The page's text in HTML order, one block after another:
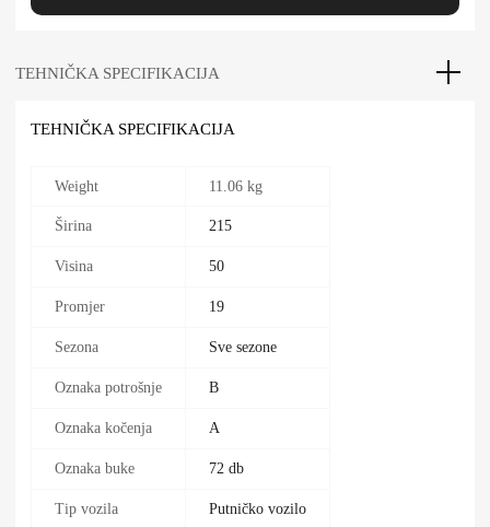
TEHNIČKA SPECIFIKACIJA
TEHNIČKA SPECIFIKACIJA
Weight 11.06 kg
Širina 215
Visina 50
Promjer 19
Sezona Sve sezone
Oznaka potrošnje B
Oznaka kočenja A
Oznaka buke 72 db
Tip vozila Putničko vozilo